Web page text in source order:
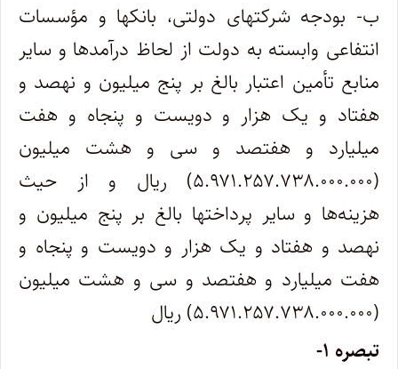
ب- بودجه شرکتهای دولتی، بانکها و مؤسسات
انتفاعی وابسته به دولت از لحاظ درآمدها و سایر
منابع تأمین اعتبار بالغ بر پنج میلیون و نهصد و
هفتاد و یک هزار و دویست و پنجاه و هفت
میلیارد و هفتصد و سی و هشت میلیون
(۵.۹۷۱.۲۵۷.۷۳۸.۰۰۰.۰۰۰) ریال و از حیث
هزینه‌ها و سایر پرداختها بالغ بر پنج میلیون و
نهصد و هفتاد و یک هزار و دویست و پنجاه و
هفت میلیارد و هفتصد و سی و هشت میلیون
(۵.۹۷۱.۲۵۷.۷۳۸.۰۰۰.۰۰۰) ریال
تبصره ۱-